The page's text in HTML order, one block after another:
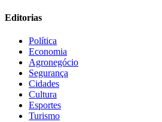
Editorias
Política
Economia
Agronegócio
Segurança
Cidades
Cultura
Esportes
Turismo